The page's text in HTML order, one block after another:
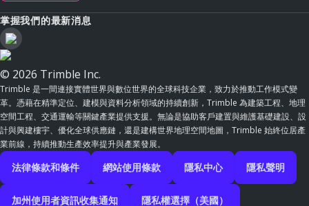
掌握我們的最新消息
© 2026 Trimble Inc.
Trimble 是一間連接實體世界與數位世界的全球科技企業，致力於推動工作模式變
革。憑藉在精準定位、建模與資料分析領域的持續創新，Trimble 為建築工程、地理
空間工程、交通運輸等關鍵產業提供支援。無論是協助客戶建置與維護基礎建設、設
計與興建樓宇、優化全球供應鏈，還是建構世界地理空間地圖，Trimble 始終位居產
業前線，持續推動生產效率提升與產業發展。
法律條款和條件 網站使用條款 隱私中心 隱私聲明
加州使用者資訊收集通知 隱私權選擇（美國）